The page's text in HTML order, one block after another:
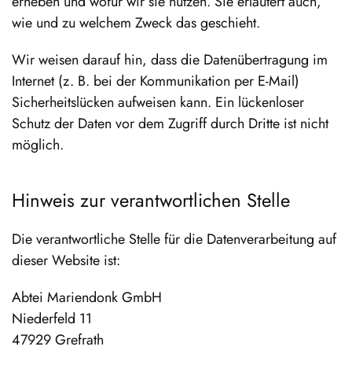
wie und zu welchem Zweck das geschieht.
Wir weisen darauf hin, dass die Datenübertragung im
Internet (z. B. bei der Kommunikation per E-Mail)
Sicherheitslücken aufweisen kann. Ein lückenloser
Schutz der Daten vor dem Zugriff durch Dritte ist nicht
möglich.
Hinweis zur verantwortlichen Stelle
Die verantwortliche Stelle für die Datenverarbeitung auf
dieser Website ist:
Abtei Mariendonk GmbH
Niederfeld 11
47929 Grefrath